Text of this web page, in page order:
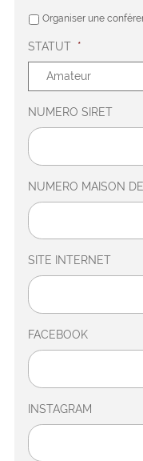
Organiser une
STATUT *
NUMERO SIRET
NUMERO MAISON
SITE INTERNET
FACEBOOK
INSTAGRAM